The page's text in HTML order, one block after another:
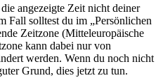
angezeigte Zeit nicht deiner
Fall solltest du im „Persönlichen
Zeitzone (Mitteleuropäische
kann dabei nur von
werden. Wenn du noch nicht
Grund, dies jetzt zu tun.